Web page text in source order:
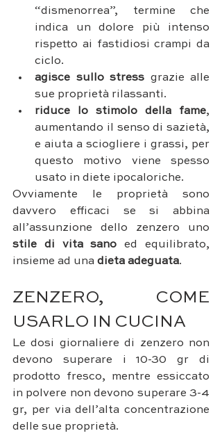
“dismenorrea”, termine che
indica un dolore più intenso
rispetto ai fastidiosi crampi da
ciclo.
agisce sullo stress grazie alle
sue proprietà rilassanti.
riduce lo stimolo della fame,
aumentando il senso di sazietà,
e aiuta a sciogliere i grassi, per
questo motivo viene spesso
usato in diete ipocaloriche.
Ovviamente le proprietà sono
davvero efficaci se si abbina
stile di vita sano ed equilibrato,
insieme ad una dieta adeguata.
ZENZERO, COME
USARLO IN CUCINA
Le dosi giornaliere di zenzero non
devono superare i 10-30 gr di
prodotto fresco, mentre essiccato
in polvere non devono superare 3-4
gr, per via dell’alta concentrazione
delle sue proprietà.